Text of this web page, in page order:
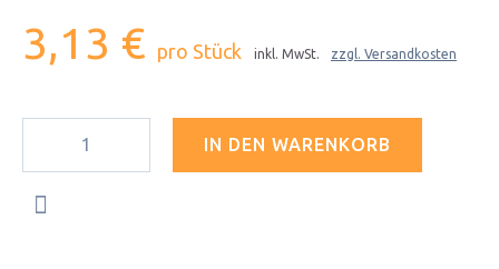
3,13 € pro Stück inkl. MwSt. zzgl. Versandkosten
IN DEN WARENKORB